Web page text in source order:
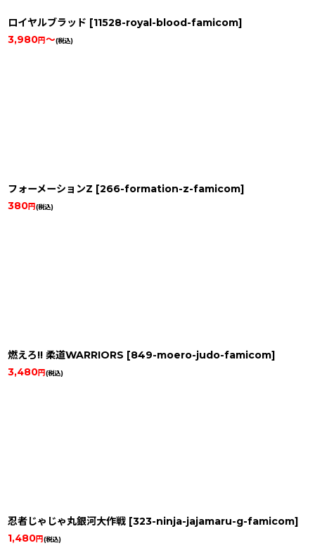
ロイヤルブラッド [11528-royal-blood-famicom]
3,980円～(税込)
フォーメーションZ [266-formation-z-famicom]
380円(税込)
燃えろ!! 柔道WARRIORS [849-moero-judo-famicom]
3,480円(税込)
忍者じゃじゃ丸銀河大作戦 [323-ninja-jajamaru-g-famicom]
1,480円(税込)